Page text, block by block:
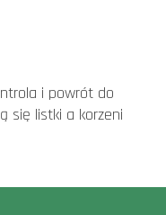
i powrót do
się listki a korzeni